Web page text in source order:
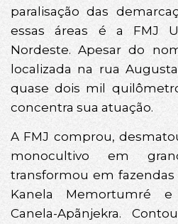
paralisação das
essas áreas é a FMJ
Nordeste. Apesar do
localizada na rua
quase dois mil
concentra sua atuação.
A FMJ comprou,
monocultivo em
transformou em
Kanela Memortumré
Canela-Apãnjekra.